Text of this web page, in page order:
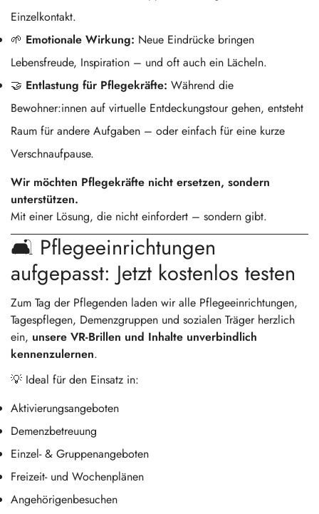
Einzelkontakt.
🌱 Emotionale Wirkung: Neue Eindrücke bringen
Lebensfreude, Inspiration – und oft auch ein Lächeln.
🤝 Entlastung für Pflegekräfte: Während die
Bewohner:innen auf virtuelle Entdeckungstour gehen, entsteht
Raum für andere Aufgaben – oder einfach für eine kurze
Verschnaufpause.
Wir möchten Pflegekräfte nicht ersetzen, sondern
unterstützen.
Mit einer Lösung, die nicht einfordert – sondern gibt.
🛋️ Pflegeeinrichtungen
aufgepasst: Jetzt kostenlos testen
Zum Tag der Pflegenden laden wir alle Pflegeeinrichtungen,
Tagespflegen, Demenzgruppen und sozialen Träger herzlich
ein, unsere VR-Brillen und Inhalte unverbindlich
kennenzulernen.
💡 Ideal für den Einsatz in:
Aktivierungsangeboten
Demenzbetreuung
Einzel- & Gruppenangeboten
Freizeit- und Wochenplänen
Angehörigenbesuchen
Confirm your age